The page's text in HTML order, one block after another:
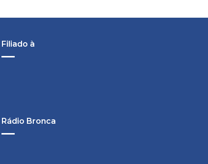
Filiado à
Rádio Bronca